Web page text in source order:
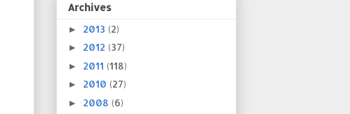
Archives
► 2013 (2)
► 2012 (37)
► 2011 (118)
► 2010 (27)
► 2008 (6)